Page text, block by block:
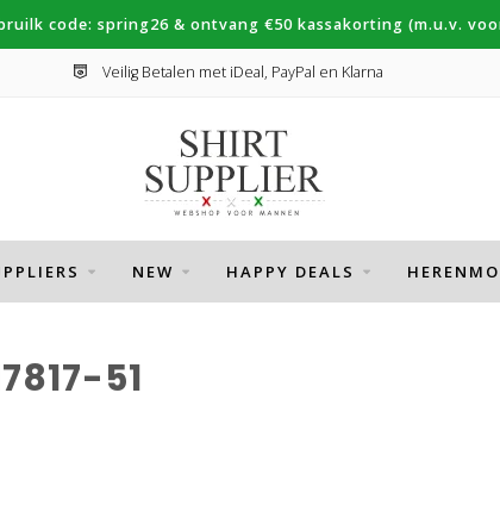
code: spring26 & ontvang €50 kassakorting (m.u.v.
Veilig Betalen met iDeal, PayPal en Klarna
NEW HAPPY DEALS
51